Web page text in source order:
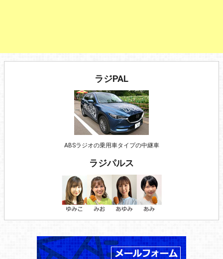
ラジPAL
ABSラジオの乗用車タイプの中継車
ラジパルス